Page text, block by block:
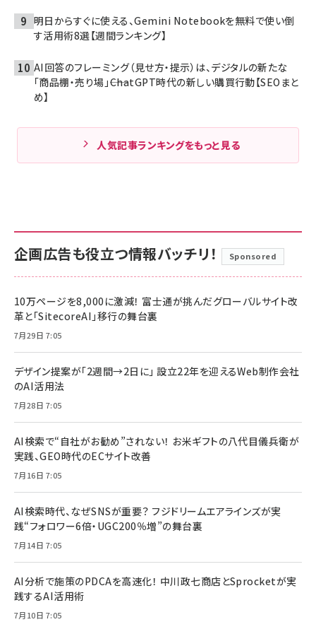
明日からすぐに使える、Gemini Notebookを無料で使い倒
す活用術8選【週間ランキング】
AI回答のフレーミング（見せ方・提示）は、デジタルの新たな
「商品棚・売り場」――ChatGPT時代の新しい購買行動【SEOまと
め】
人気記事ランキングをもっと見る
企画広告も役立つ情報バッチリ！ Sponsored
10万ページを8,000に激減！ 富士通が挑んだグローバルサイト改
革と「SitecoreAI」移行の舞台裏
7月29日 7:05
デザイン提案が「2週間→2日に」 設立22年を迎えるWeb制作会社
のAI活用法
7月28日 7:05
AI検索で“自社がお勧め”されない！ お米ギフトの八代目儀兵衛が
実践、GEO時代のECサイト改善
7月16日 7:05
AI検索時代、なぜSNSが重要？ フジドリームエアラインズが実
践“フォロワー6倍・UGC200％増”の舞台裏
7月14日 7:05
AI分析で施策のPDCAを高速化！ 中川政七商店とSprocketが実
践するAI活用術
7月10日 7:05